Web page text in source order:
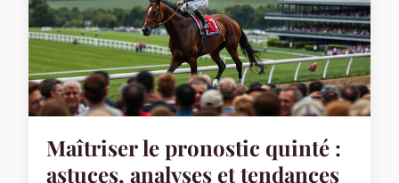
Maîtriser le pronostic quinté :
astuces, analyses et tendances